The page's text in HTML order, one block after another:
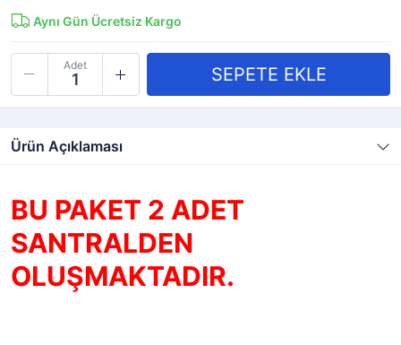
Aynı Gün Ücretsiz Kargo
Adet
Ürün Açıklaması
BU PAKET 2 ADET
SANTRALDEN
OLUŞMAKTADIR.